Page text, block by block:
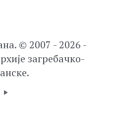
© 2007 - 2026 -
загребачко-